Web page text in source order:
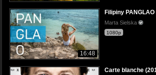
16:48
Filipiny
Marta Sielska
1080p
Carte blanche